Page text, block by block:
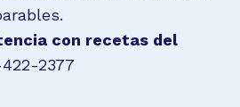
con recetas del
2377